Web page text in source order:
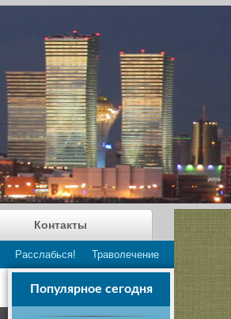
Расслабься! Траволечение
Контакты
Популярное сегодня